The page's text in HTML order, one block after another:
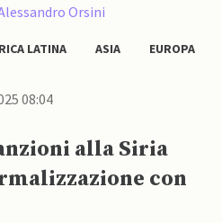
Orsini
LATINA ASIA EUROPA
08:04
alla Siria
con